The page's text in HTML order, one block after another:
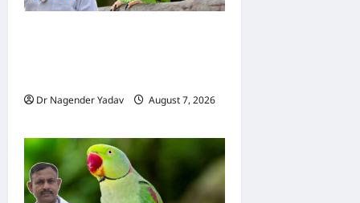
Dr Nagender Yadav
August 7, 2026